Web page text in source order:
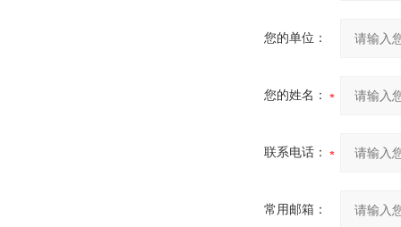
您的单位：
您的姓名：
联系电话：
常用邮箱：